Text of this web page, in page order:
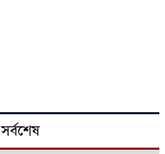
সর্বশেষ